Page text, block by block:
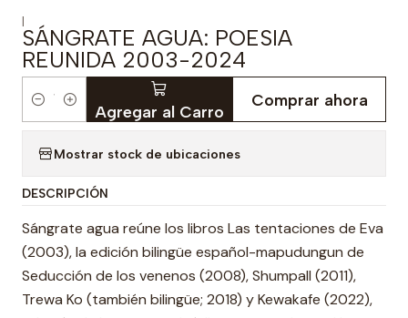
|
SÁNGRATE AGUA: POESIA
REUNIDA 2003-2024
Cantidad Agregar al Carro
Comprar ahora
Mostrar stock de ubicaciones
DESCRIPCIÓN
Sángrate agua reúne los libros Las tentaciones de Eva
(2003), la edición bilingüe español-mapudungun de
Seducción de los venenos (2008), Shumpall (2011),
Trewa Ko (también bilingüe; 2018) y Kewakafe (2022),